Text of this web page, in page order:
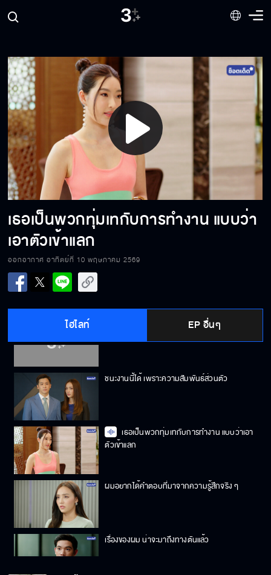
Play
Video
เธอเป็นพวกทุ่มเทกับการทำงาน แบบว่า
เอาตัวเข้าแลก
ออกอากาศ อาทิตย์ที่ 10 พฤษภาคม 2569
ไฮไลท์ EP อื่นๆ
ที่เราไปกันไม่รอด มันเป็นเพราะเราสองคนต่าง
หาก
ถ้าคิดจะจริงจังผมจะไม่กลัว และต้องมั่นใจว่าจะ
ชนะ
ขอความร่วมมือแสดงละครให้สมจริงด้วยนะครับ
นี่คงเป็นสันดารที่แท้จริง ๆ ของคุณสินะ
ตอนนีเป็นโอกาสที่ดีของโรงแรมเรา
ชนะงานนี้ได้ เพราะความสัมพันธ์ส่วนตัว
เธอเป็นพวกทุ่มเทกับการทำงาน แบบว่าเอา
ตัวเข้าแลก
ผมอยากได้คำตอบที่มาจากความรู้สึกจริง ๆ
เรื่องของผม น่าจะมาถึงทางตันแล้ว